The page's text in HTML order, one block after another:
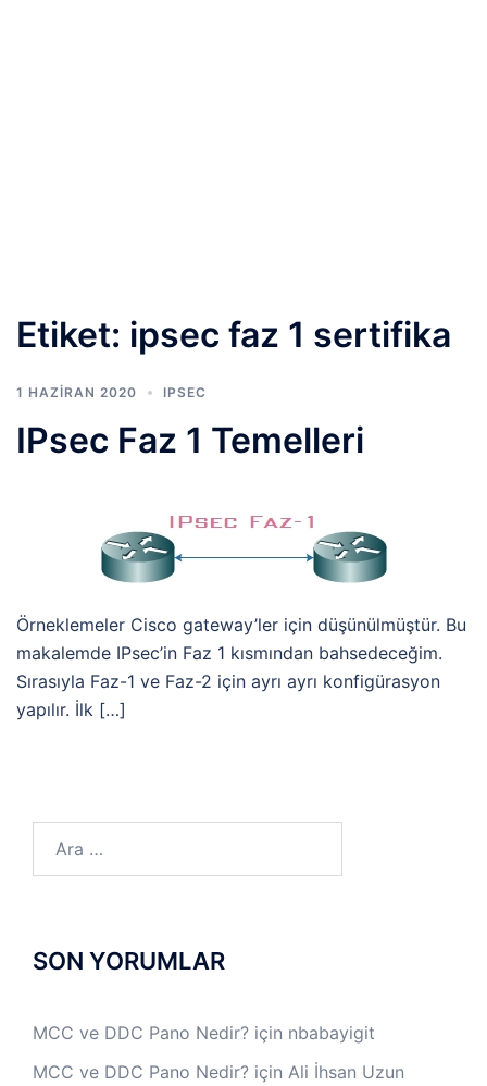
Etiket: ipsec faz 1 sertifika
1 HAZIRAN 2020 IPSEC
IPsec Faz 1 Temelleri
Örneklemeler Cisco gateway’ler için düşünülmüştür. Bu
makalemde IPsec’in Faz 1 kısmından bahsedeceğim.
Sırasıyla Faz-1 ve Faz-2 için ayrı ayrı konfigürasyon
yapılır. İlk […]
SON YORUMLAR
MCC ve DDC Pano Nedir? için nbabayigit
MCC ve DDC Pano Nedir? için Ali İhsan Uzun